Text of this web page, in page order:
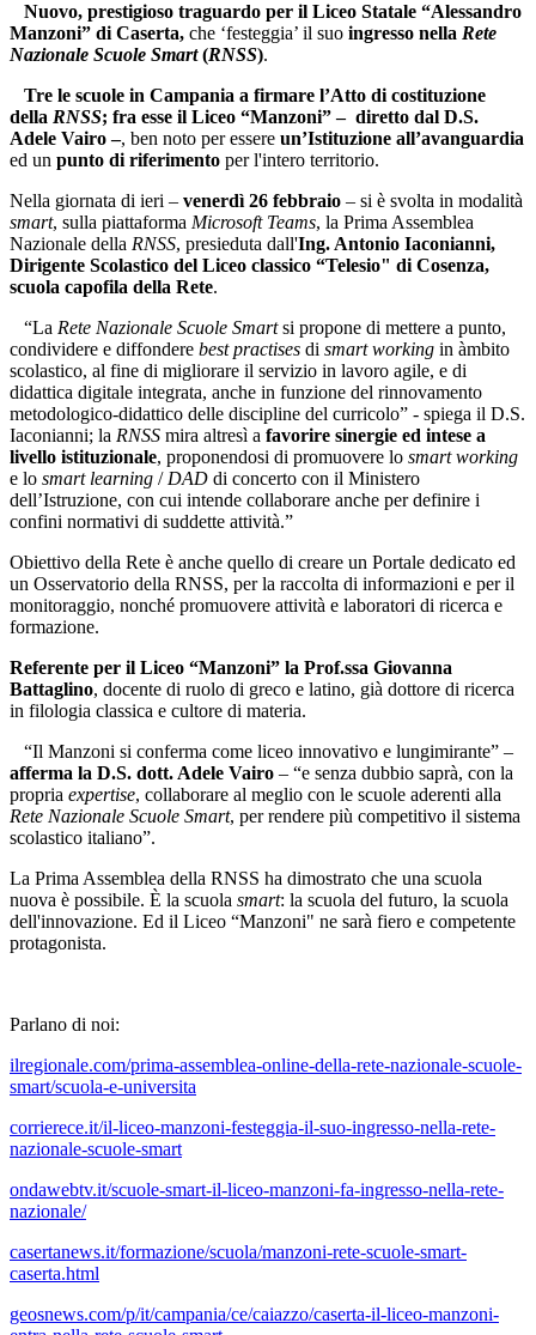
Nuovo, prestigioso traguardo per il Liceo Statale “Alessandro
Manzoni” di Caserta, che ‘festeggia’ il suo ingresso nella Rete
Nazionale Scuole Smart(RNSS).
Tre le scuole in Campania a firmare l’Atto di costituzione
della RNSS; fra esse il Liceo “Manzoni” – diretto dal D.S.
Adele Vairo –, ben noto per essere un’Istituzione all’avanguardia
ed un punto di riferimento per l'intero territorio.
Nella giornata di ieri – venerdì 26 febbraio – si è svolta in modalità
smart, sulla piattaforma Microsoft Teams, la Prima Assemblea
Nazionale della RNSS, presieduta dall'Ing. Antonio Iaconianni,
Dirigente Scolastico del Liceo classico “Telesio" di Cosenza,
scuola capofila della Rete.
“La Rete Nazionale Scuole Smartsi propone di mettere a punto,
condividere e diffondere best practises di smart working in àmbito
scolastico, al fine di migliorare il servizio in lavoro agile, e di
didattica digitale integrata, anche in funzione del rinnovamento
metodologico-didattico delle discipline del curricolo” - spiega il D.S.
Iaconianni; la RNSS mira altresì a favorire sinergie ed intese a
livello istituzionale, proponendosi di promuovere lo smart working
e lo smart learning / DAD di concerto con il Ministero
dell’Istruzione, con cui intende collaborare anche per definire i
confini normativi di suddette attività.”
Obiettivo della Rete è anche quello di creare un Portale dedicato ed
un Osservatorio della RNSS, per la raccolta di informazioni e per il
monitoraggio, nonché promuovere attività e laboratori di ricerca e
formazione.
Referente per il Liceo “Manzoni” la Prof.ssa Giovanna
Battaglino, docente di ruolo di greco e latino, già dottore di ricerca
in filologia classica e cultore di materia.
“Il Manzoni si conferma come liceo innovativo e lungimirante” –
afferma la D.S. dott. Adele Vairo – “e senza dubbio saprà, con la
propria expertise, collaborare al meglio con le scuole aderenti alla
Rete Nazionale Scuole Smart, per rendere più competitivo il sistema
scolastico italiano”.
La Prima Assemblea della RNSS ha dimostrato che una scuola
nuova è possibile. È la scuola smart: la scuola del futuro, la scuola
dell'innovazione. Ed il Liceo “Manzoni" ne sarà fiero e competente
protagonista.
Parlano di noi:
ilregionale.com/prima-assemblea-online-della-rete-nazionale-scuole-
smart/scuola-e-universita
corrierece.it/il-liceo-manzoni-festeggia-il-suo-ingresso-nella-rete-
nazionale-scuole-smart
ondawebtv.it/scuole-smart-il-liceo-manzoni-fa-ingresso-nella-rete-
nazionale/
casertanews.it/formazione/scuola/manzoni-rete-scuole-smart-
caserta.html
geosnews.com/p/it/campania/ce/caiazzo/caserta-il-liceo-manzoni-